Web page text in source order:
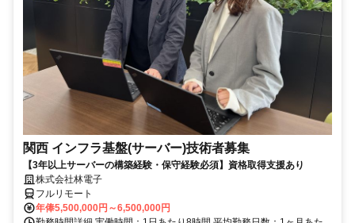
関西 インフラ基盤(サーバー)技術者募集
【3年以上サーバーの構築経験・保守経験必須】資格取得支援あり
株式会社林電子
フルリモート
年俸5,500,000円～6,500,000円